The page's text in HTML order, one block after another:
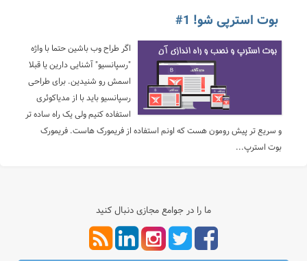
بوت استرپی شو! 1#
اگر طراح وب باشین حتما با واژه
"رسپانسیو" آشنایی دارین یا قبلا
اسمش رو شنیدین. برای طراحی
رسپانسیو باید با از مدیاکوئری
استفاده کنیم ولی یک راه ساده تر
و سریع تر پیش رومون هست که اونم استفاده از فریمورک هاست. فریمورک
بوت استرپ...
ما را در جوامع مجازی دنبال کنید